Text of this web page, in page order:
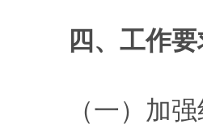
四、工作
（一）加强